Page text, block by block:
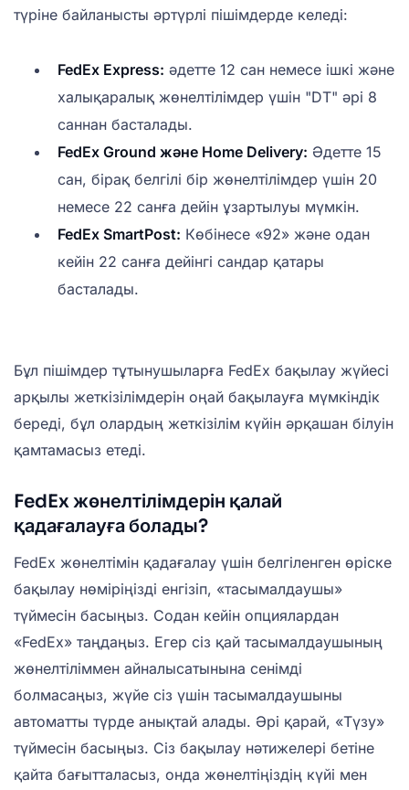
түріне байланысты әртүрлі пішімдерде келеді:
FedEx Express: әдетте 12 сан немесе ішкі және
халықаралық жөнелтілімдер үшін "DT" әрі 8
саннан басталады.
FedEx Ground және Home Delivery: Әдетте 15
сан, бірақ белгілі бір жөнелтілімдер үшін 20
немесе 22 санға дейін ұзартылуы мүмкін.
FedEx SmartPost: Көбінесе «92» және одан
кейін 22 санға дейінгі сандар қатары
басталады.
Бұл пішімдер тұтынушыларға FedEx бақылау жүйесі
арқылы жеткізілімдерін оңай бақылауға мүмкіндік
береді, бұл олардың жеткізілім күйін әрқашан білуін
қамтамасыз етеді.
FedEx жөнелтілімдерін қалай
қадағалауға болады?
FedEx жөнелтімін қадағалау үшін белгіленген өріске
бақылау нөміріңізді енгізіп, «тасымалдаушы»
түймесін басыңыз. Содан кейін опциялардан
«FedEx» таңдаңыз. Егер сіз қай тасымалдаушының
жөнелтіліммен айналысатынына сенімді
болмасаңыз, жүйе сіз үшін тасымалдаушыны
автоматты түрде анықтай алады. Әрі қарай, «Түзу»
түймесін басыңыз. Сіз бақылау нәтижелері бетіне
қайта бағытталасыз, онда жөнелтіңіздің күйі мен